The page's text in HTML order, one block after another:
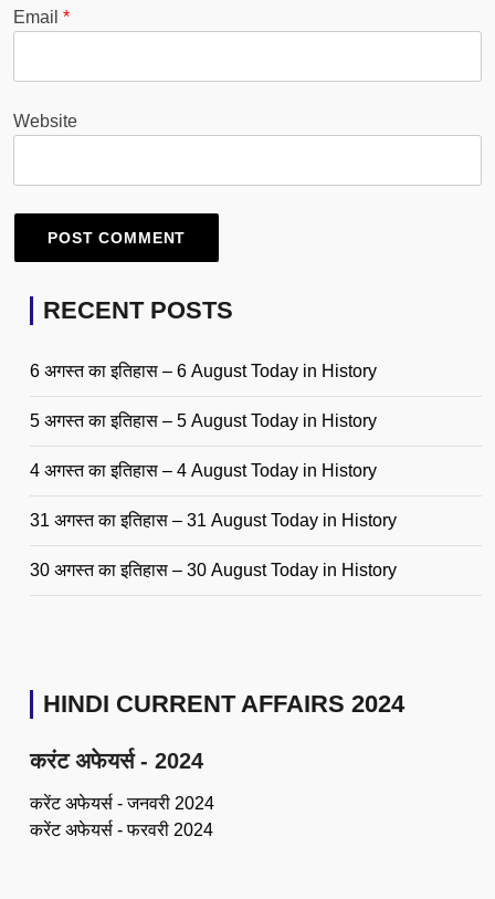
Email *
Website
RECENT POSTS
6 अगस्त का इतिहास – 6 August Today in History
5 अगस्त का इतिहास – 5 August Today in History
4 अगस्त का इतिहास – 4 August Today in History
31 अगस्त का इतिहास – 31 August Today in History
30 अगस्त का इतिहास – 30 August Today in History
HINDI CURRENT AFFAIRS 2024
करंट अफेयर्स - 2024
करेंट अफेयर्स - जनवरी 2024
करेंट अफेयर्स - फरवरी 2024